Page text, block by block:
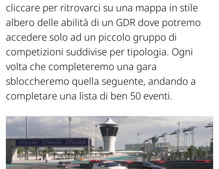
cliccare per ritrovarci su una mappa in stile
albero delle abilità di un GDR dove potremo
accedere solo ad un piccolo gruppo di
competizioni suddivise per tipologia. Ogni
volta che completeremo una gara
sbloccheremo quella seguente, andando a
completare una lista di ben 50 eventi.